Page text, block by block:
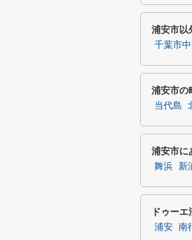
浦安市以
千葉市
浦安市の
当代島
浦安市に
舞浜 新
ドゥー
浦安 南